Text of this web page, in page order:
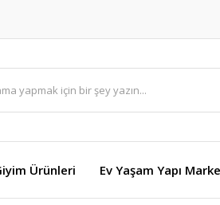
Ürünleri Ev Yaşam Yapı